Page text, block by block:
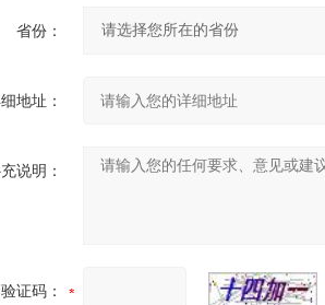
省份：
地址：
说明：
验证码：